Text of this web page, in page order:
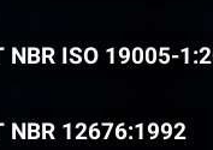
NBR ISO 19005-
NBR 12676:1992